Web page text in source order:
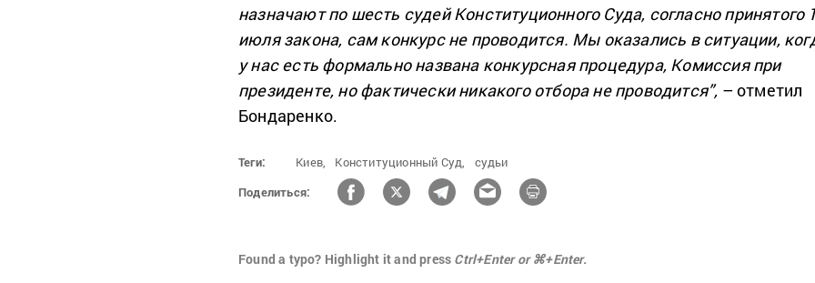
назначают по шесть судей Конституционного Суда, согласно принятого
июля закона, сам конкурс не проводится. Мы оказались в ситуации,
у нас есть формально названа конкурсная процедура, Комиссия при
президенте, но фактически никакого отбора не проводится”, – отметил
Бондаренко.
Теги: Киев, Конституционный Суд,
судьи
Поделиться:
Found a typo? Highlight it and press Ctrl+Enter or ⌘+Enter.